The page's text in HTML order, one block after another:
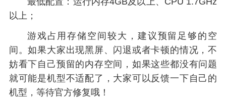
以上；
游戏占用存储空间较大，建议预留足够的空
间。如果大家出现黑屏、闪退或者卡顿的情况，不
妨看下自己预留的内存空间，如果这些都没有问题
就可能是机型不适配了，大家可以反馈一下自己的
机型，等待官方修复哦！